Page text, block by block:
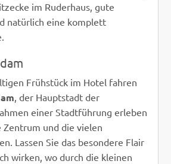
im Ruderhaus, gute
natürlich eine komplett
Frühstück im Hotel fahren
, der Hauptstadt der
einer Stadtführung erleben
Zentrum und die vielen
Lassen Sie das besondere Flair
wirken, wo durch die kleinen